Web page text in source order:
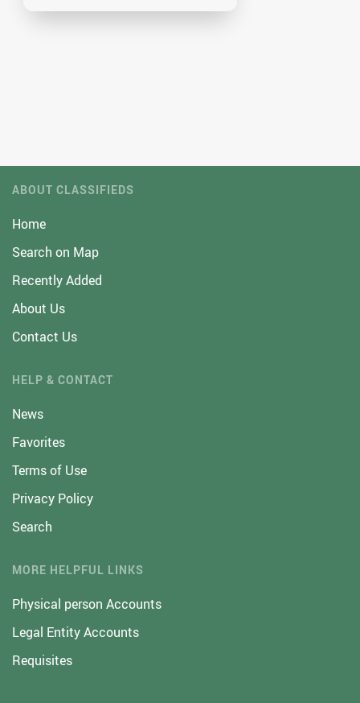
ABOUT CLASSIFIEDS
Home
Search on Map
Recently Added
About Us
Contact Us
HELP & CONTACT
News
Favorites
Terms of Use
Privacy Policy
Search
MORE HELPFUL LINKS
Physical person Accounts
Legal Entity Accounts
Requisites